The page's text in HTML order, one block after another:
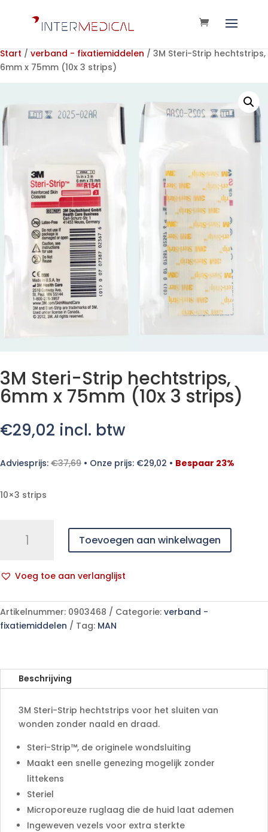
Start / verband - fixatiemiddelen / 3M Steri-Strip hechtstrips,
6mm x 75mm (10x 3 strips)
3M Steri-Strip hechtstrips,
6mm x 75mm (10x 3 strips)
€29,02 incl. btw
Adviesprijs: €37,69 • Onze prijs: €29,02 • Bespaar 23%
10×3 strips
6mm
75mm
(10x
Toevoegen aan winkelwagen
Voeg toe aan verlanglijst
l
t
e
a
t
Artikelnummer: 0903468 Categorie: verband -
fixatiemiddelen
Tag: MAN
Beschrijving
3M Steri-Strip hechtstrips voor het sluiten van
wonden zonder naald en draad.
Steri-Strip™, de originele wondsluiting
Maakt een snelle genezing mogelijk zonder
littekens
Steriel
Microporeuze ruglaag die de huid laat ademen
Ingeweven vezels voor extra sterkte